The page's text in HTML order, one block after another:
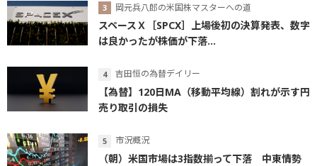
岡元兵八郎の米国株マスターへの道
スペースＸ［SPCX］上場後初の決算発表、数字
は良かったが株価が下落...
吉田恒の為替デイリー
【為替】120日MA（移動平均線）割れが示す円
売り取引の損失
市況概況
（朝）米国市場は3指数揃って下落 中東情勢